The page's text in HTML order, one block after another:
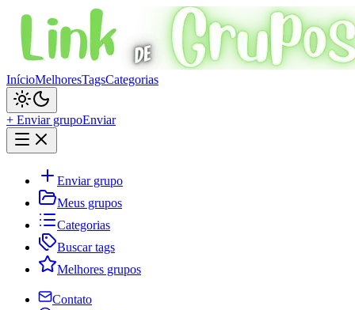
InícioMelhoresTagsCategorias
+ Enviar grupoEnviar
Enviar grupo
Meus grupos
Categorias
Buscar tags
Melhores grupos
Contato